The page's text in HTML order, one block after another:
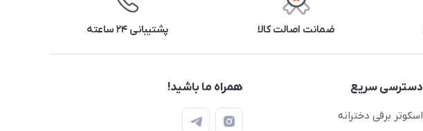
ضمانت اصالت کالا پشتیبانی ۲۴ ساعته
دسترسی سریع
اسکوتر برقی دخترانه
همراه ما باشید!